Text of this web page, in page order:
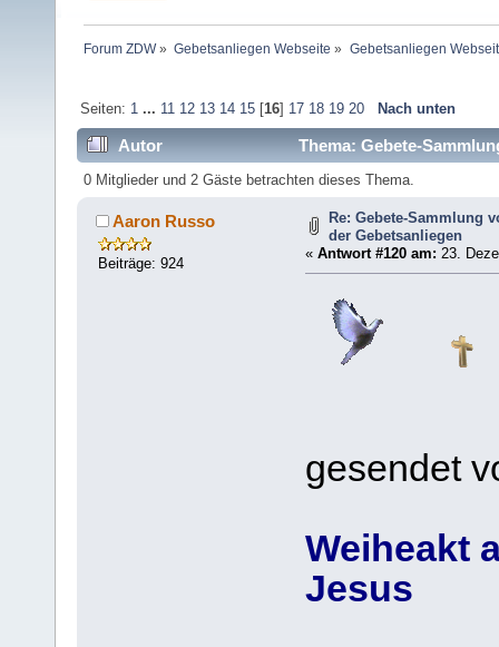
Forum ZDW» Gebetsanliegen Webseite » Gebetsanliegen
Seiten: 1 ... 11 12 13 14 15[16] 17 18 19 20 Nach unten
Autor
Thema: Gebete-
364948 mal)
0 Mitglieder und 2 Gäste betrachten dieses Thema.
Aaron Russo
Beiträge: 924
Re: Gebete-Sammlung
der Gebetsanliegen
« Antwort #120 am: 23.
gesendet
Weiheakt
Jesus